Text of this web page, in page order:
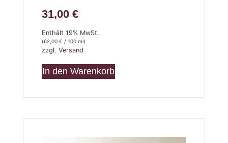
31,00 €
Enthält 19% MwSt.
(62,00 € / 100 ml)
zzgl. Versand
In den Warenkorb